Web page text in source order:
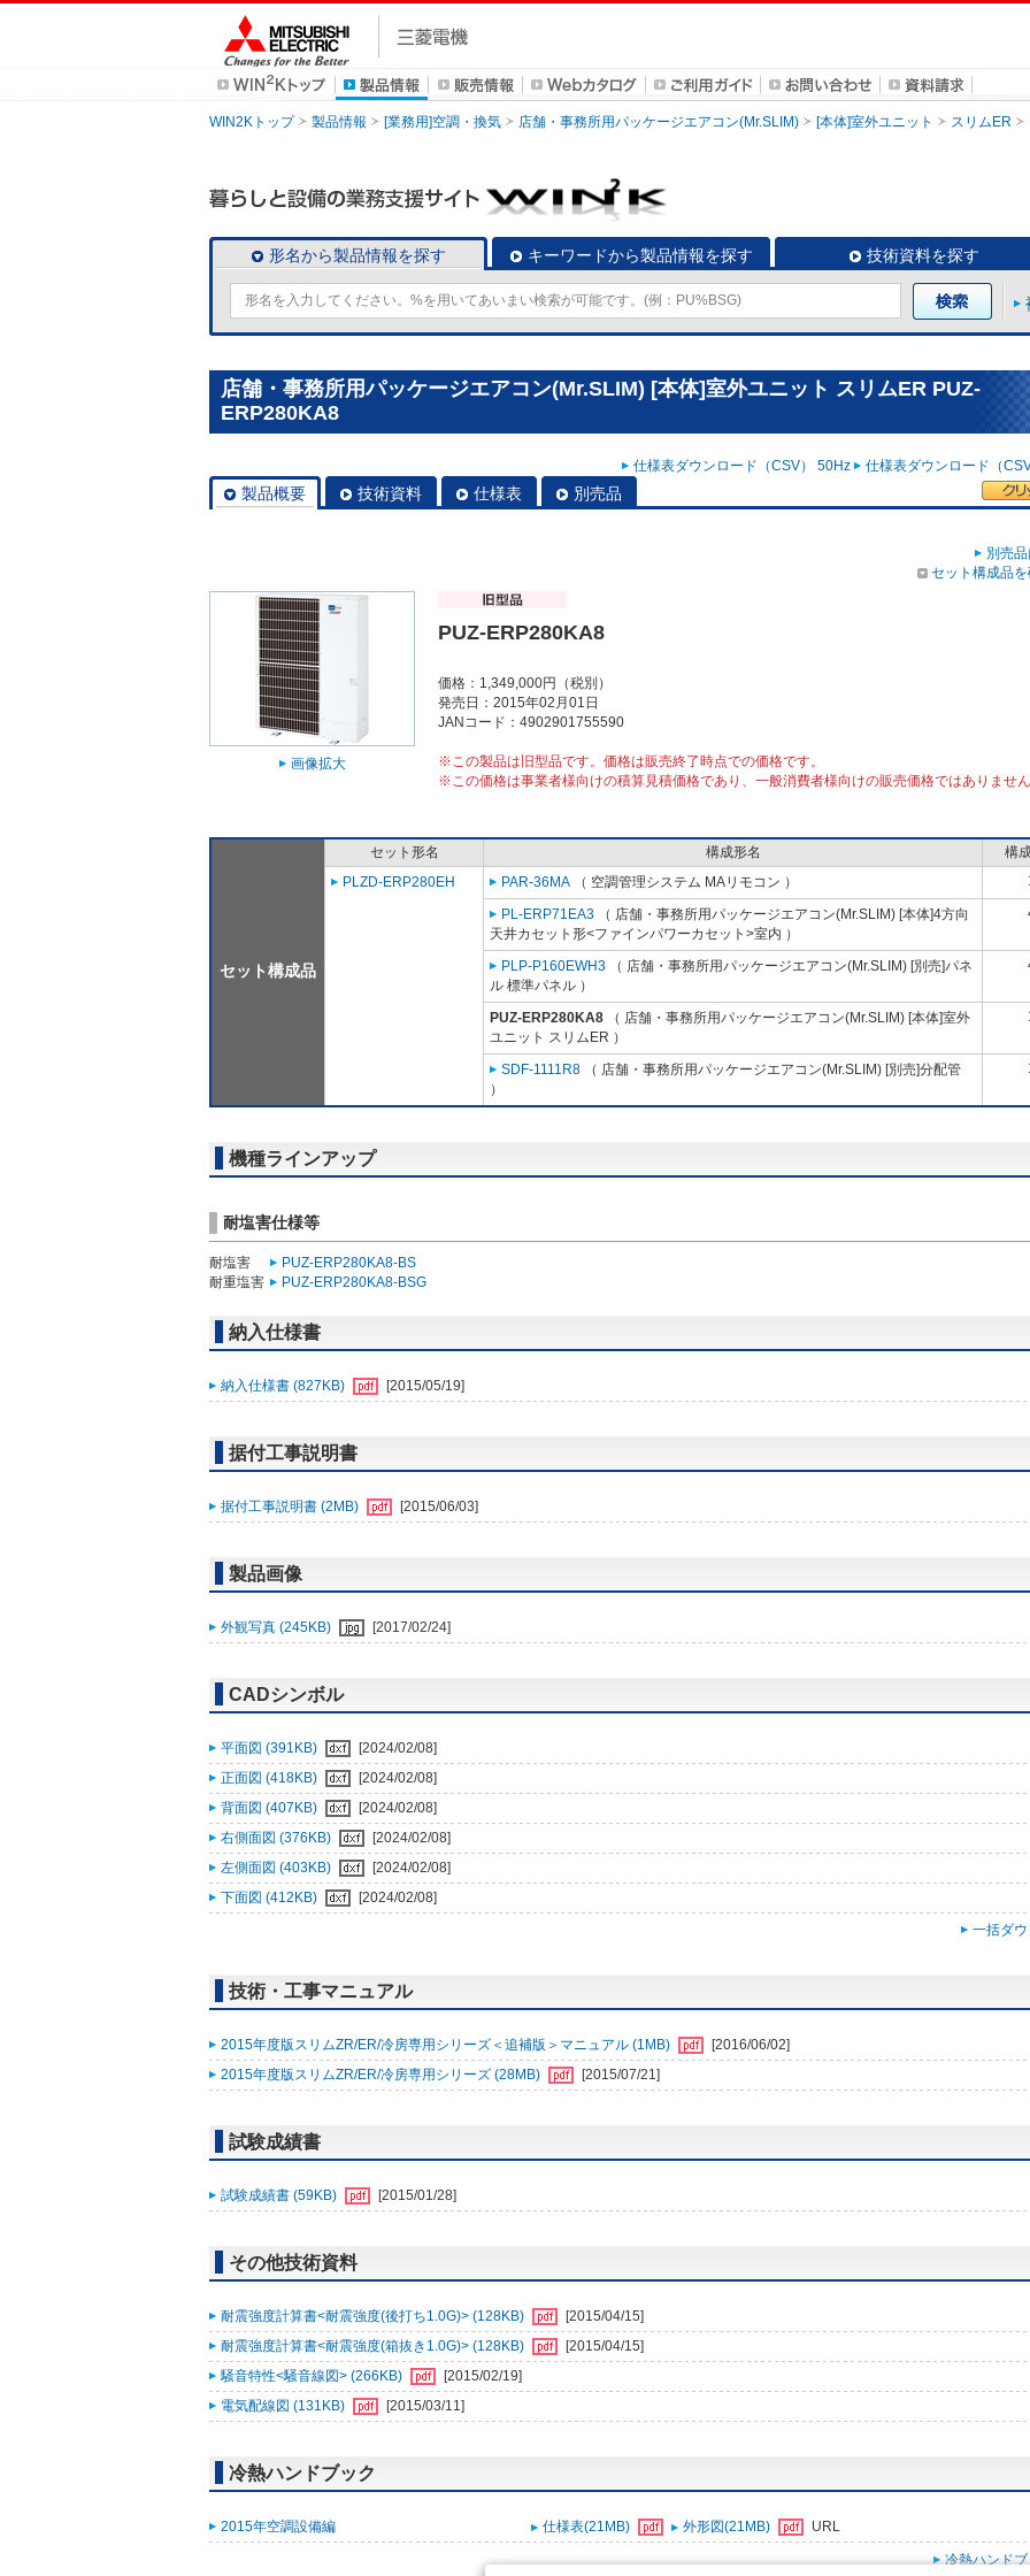
WIN2Kトップ 製品情報 [業務用]空調・換気 店舗・事務所用パッケージエアコン(Mr.SLIM) [本体]室外ユニット スリムER
形名から製品情報を探す キーワードから製品情報を探す 技術資料を探す
店舗・事務所用パッケージエアコン(Mr.SLIM) [本体]室外ユニット スリムER PUZ-
ERP280KA8
仕様表ダウンロード（CSV） 50Hz 仕様表ダウンロード（
製品概要 技術資料 仕様表 別売品
別売
セット構成品
画像拡大
PUZ-ERP280KA8
価格：1,349,000円（税別）
発売日：2015年02月01日
JANコード：4902901755590
※この製品は旧型品です。価格は販売終了時点での価格です。
※この価格は事業者様向けの積算見積価格であり、一般消費者様向けの販売価格ではありませ
セット構成品
セット形名 構成形名
構
PLZD-ERP280EH
PAR-36MA （ 空調管理システム MAリモコン ）
PL-ERP71EA3 （ 店舗・事務所用パッケージエアコン(Mr.SLIM) [本体]4方向
天井カセット形<ファインパワーカセット>室内 ）
PLP-P160EWH3 （ 店舗・事務所用パッケージエアコン(Mr.SLIM) [別売]パネ
ル 標準パネル ）
PUZ-ERP280KA8 （ 店舗・事務所用パッケージエアコン(Mr.SLIM) [本体]室外
ユニット スリムER ）
SDF-1111R8 （ 店舗・事務所用パッケージエアコン(Mr.SLIM) [別売]分配管
）
機種ラインアップ
耐塩害仕様等
耐塩害
PUZ-ERP280KA8-BS
耐重塩害
PUZ-ERP280KA8-BSG
納入仕様書
納入仕様書 (827KB) [2015/05/19]
据付工事説明書
据付工事説明書 (2MB) [2015/06/03]
製品画像
外観写真 (245KB) [2017/02/24]
CADシンボル
平面図 (391KB)
[2024/02/08]
正面図 (418KB)
[2024/02/08]
背面図 (407KB)
[2024/02/08]
右側面図 (376KB)
[2024/02/08]
左側面図 (403KB)
[2024/02/08]
下面図 (412KB)
[2024/02/08]
一括ダ
技術・工事マニュアル
2015年度版スリムZR/ER/冷房専用シリーズ＜追補版＞マニュアル (1MB)
[2016/06/02]
2015年度版スリムZR/ER/冷房専用シリーズ (28MB)
[2015/07/21]
試験成績書
試験成績書 (59KB) [2015/01/28]
その他技術資料
耐震強度計算書<耐震強度(後打ち1.0G)> (128KB)
[2015/04/15]
耐震強度計算書<耐震強度(箱抜き1.0G)> (128KB)
[2015/04/15]
騒音特性<騒音線図> (266KB)
[2015/02/19]
電気配線図 (131KB)
[2015/03/11]
冷熱ハンドブック
2015年空調設備編 仕様表(21MB) 外形図(21MB) URL
冷熱ハンド